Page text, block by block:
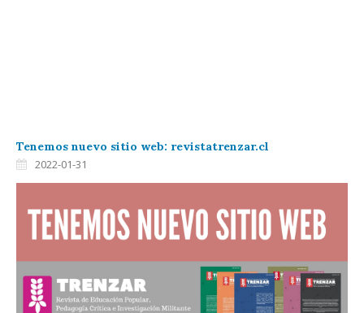
Tenemos nuevo sitio web: revistatrenzar.cl
2022-01-31